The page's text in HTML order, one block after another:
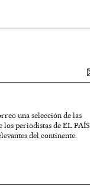
una selección de las
los periodistas de EL PAÍS
del continente.